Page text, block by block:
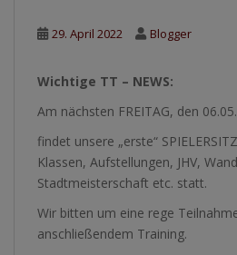
29. April 2022 Blogger
Wichtige TT – NEWS:
Am nächsten FREITAG, den
findet unsere „erste“
Klassen, Aufstellungen, JHV,
Stadtmeisterschaft etc. statt.
Wir bitten um eine rege
anschließendem Training.